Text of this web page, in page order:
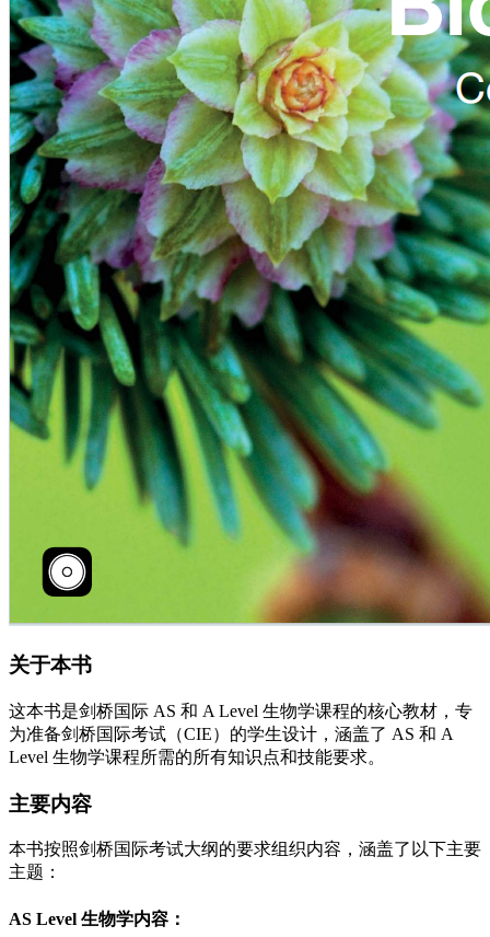
关于本书
这本书是剑桥国际 AS 和 A Level 生物学课程的核心教材，专
为准备剑桥国际考试（CIE）的学生设计，涵盖了 AS 和 A
Level 生物学课程所需的所有知识点和技能要求。
主要内容
本书按照剑桥国际考试大纲的要求组织内容，涵盖了以下主要
主题：
AS Level 生物学内容：